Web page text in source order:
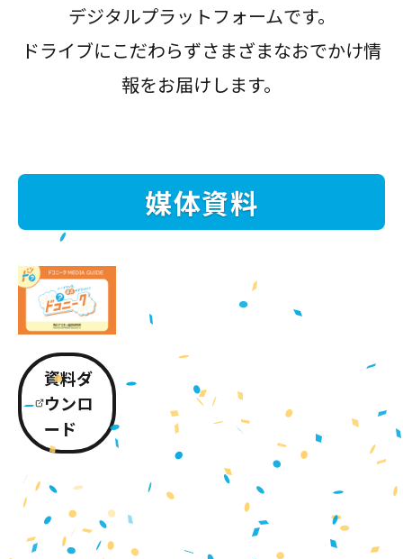
デジタルプラットフォームです。
ドライブにこだわらずさまざまなおでかけ情
報をお届けします。
媒体資料
資料ダ
ウンロ
ード